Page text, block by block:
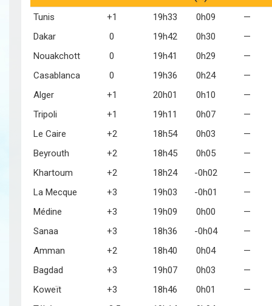
Tunis +1 19h33 0h09
—
Dakar
0 19h42 0h30
—
Nouakchott
0 19h41 0h29
—
Casablanca
0 19h36 0h24
—
Alger
+1 20h01 0h10
—
Tripoli
+1 19h11 0h07
—
Le Caire
+2 18h54 0h03
—
Beyrouth
+2 18h45 0h05
—
Khartoum
+2 18h24 -0h02
—
La Mecque
+3 19h03 -0h01
—
Médine
+3 19h09 0h00
—
Sanaa
+3 18h36 -0h04
—
Amman
+2 18h40 0h04
—
Bagdad
+3 19h07 0h03
—
Koweït
+3 18h46 0h01
—